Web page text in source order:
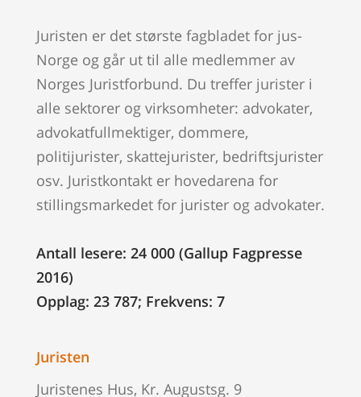
Juristen er det største fagbladet for jus-
Norge og går ut til alle medlemmer av
Norges Juristforbund. Du treffer jurister i
alle sektorer og virksomheter: advokater,
advokatfullmektiger, dommere,
politijurister, skattejurister, bedriftsjurister
osv. Juristkontakt er hovedarena for
stillingsmarkedet for jurister og advokater.
Antall lesere: 24 000 (Gallup Fagpresse
2016)
Opplag: 23 787; Frekvens: 7
Juristen
Juristenes Hus, Kr. Augustsg. 9